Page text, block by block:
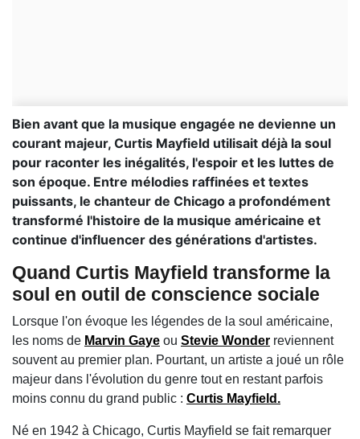
Bien avant que la musique engagée ne devienne un
courant majeur, Curtis Mayfield utilisait déjà la soul
pour raconter les inégalités, l'espoir et les luttes de
son époque. Entre mélodies raffinées et textes
puissants, le chanteur de Chicago a profondément
transformé l'histoire de la musique américaine et
continue d'influencer des générations d'artistes.
Quand Curtis Mayfield transforme la
soul en outil de conscience sociale
Lorsque l'on évoque les légendes de la soul américaine,
les noms de Marvin Gaye ou Stevie Wonder reviennent
souvent au premier plan. Pourtant, un artiste a joué un rôle
majeur dans l'évolution du genre tout en restant parfois
moins connu du grand public : Curtis Mayfield.
Né en 1942 à Chicago, Curtis Mayfield se fait remarquer